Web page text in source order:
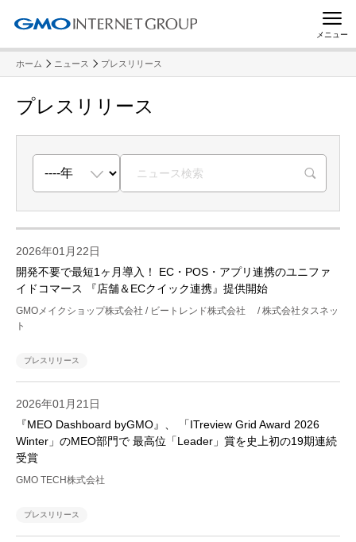
メニュー
ホーム ニュース プレスリリース
プレスリリース
2026年01月22日
開発不要で最短1ヶ月導入！ EC・POS・アプリ連携のユニファ
イドコマース 『店舗＆ECクイック連携』提供開始
GMOメイクショップ株式会社 / ビートレンド株式会社 / 株式会社タスネッ
ト
プレスリリース
2026年01月21日
『MEO Dashboard byGMO』、 「ITreview Grid Award 2026
Winter」のMEO部門で 最高位「Leader」賞を史上初の19期連続
受賞
GMO TECH株式会社
プレスリリース